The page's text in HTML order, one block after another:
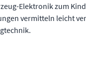
Elektronik zum
vermitteln leicht